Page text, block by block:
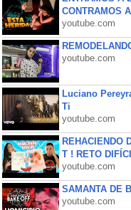
CONTRAMOS
youtube.com
youtube.com
Luciano
Ti
youtube.com
REHACIENDO
T ! RETO
youtube.com
SAMANTA DE
youtube.com